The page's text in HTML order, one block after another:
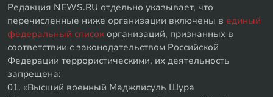
Редакция NEWS.RU отдельно указывает, что
перечисленные ниже организации включены в единый
федеральный список организаций, признанных в
соответствии с законодательством Российской
Федерации террористическими, их деятельность
запрещена:
01. «Высший военный Маджлисуль Шура